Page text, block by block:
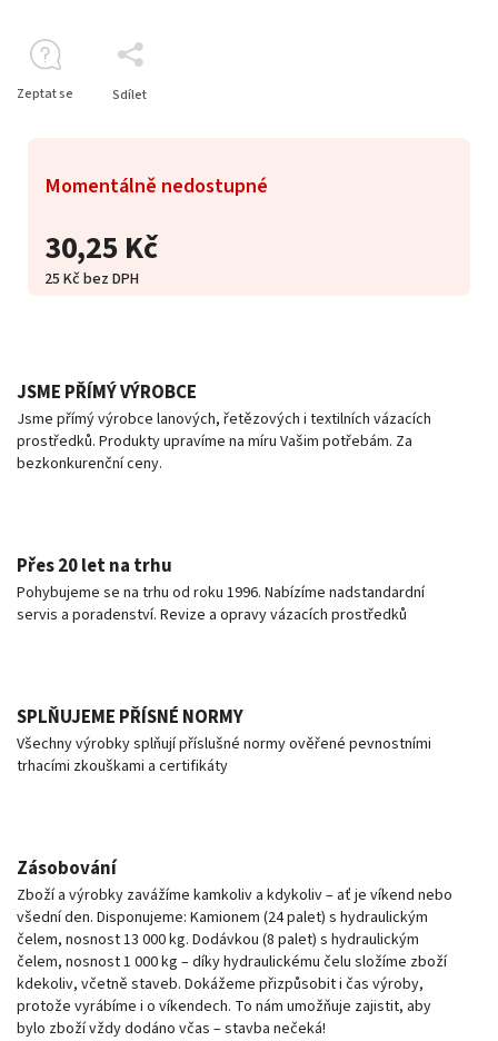
30,25 Kč
25 Kč bez DPH
Momentálně nedostupné
Zeptat se Sdílet
JSME PŘÍMÝ VÝROBCE
Jsme přímý výrobce lanových, řetězových i textilních vázacích
prostředků. Produkty upravíme na míru Vašim potřebám. Za
bezkonkurenční ceny.
Přes 20 let na trhu
Pohybujeme se na trhu od roku 1996. Nabízíme nadstandardní
servis a poradenství. Revize a opravy vázacích prostředků
SPLŇUJEME PŘÍSNÉ NORMY
Všechny výrobky splňují příslušné normy ověřené pevnostními
trhacími zkouškami a certifikáty
Zásobování
Zboží a výrobky zavážíme kamkoliv a kdykoliv – ať je víkend nebo
všední den. Disponujeme: Kamionem (24 palet) s hydraulickým
čelem, nosnost 13 000 kg. Dodávkou (8 palet) s hydraulickým
čelem, nosnost 1 000 kg – díky hydraulickému čelu složíme zboží
kdekoliv, včetně staveb. Dokážeme přizpůsobit i čas výroby,
protože vyrábíme i o víkendech. To nám umožňuje zajistit, aby
bylo zboží vždy dodáno včas – stavba nečeká!